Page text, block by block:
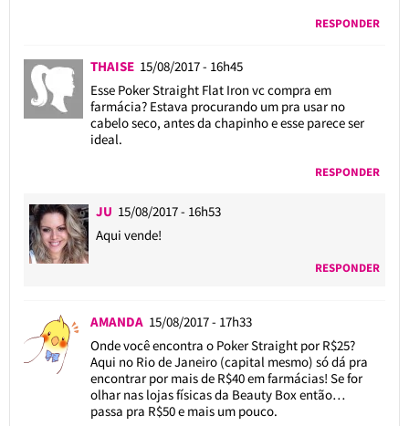
RESPONDER
THAISE 15/08/2017 - 16h45
Esse Poker Straight Flat Iron vc compra em
farmácia? Estava procurando um pra usar no
cabelo seco, antes da chapinho e esse parece ser
ideal.
RESPONDER
JU 15/08/2017 - 16h53
Aqui vende!
RESPONDER
AMANDA 15/08/2017 - 17h33
Onde você encontra o Poker Straight por R$25?
Aqui no Rio de Janeiro (capital mesmo) só dá pra
encontrar por mais de R$40 em farmácias! Se for
olhar nas lojas físicas da Beauty Box então…
passa pra R$50 e mais um pouco.